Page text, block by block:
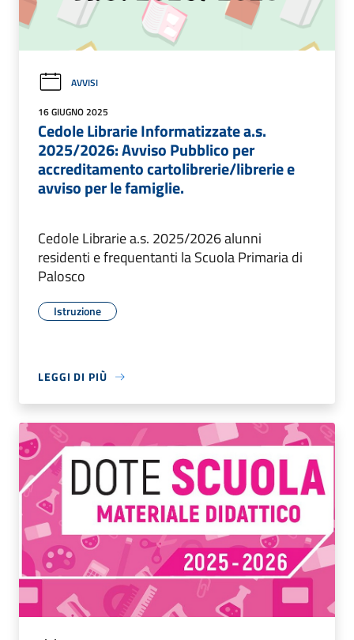
AVVISI
16 GIUGNO 2025
Cedole Librarie Informatizzate a.s.
2025/2026: Avviso Pubblico per
accreditamento cartolibrerie/librerie e
avviso per le famiglie.
Cedole Librarie a.s. 2025/2026 alunni
residenti e frequentanti la Scuola Primaria di
Palosco
Istruzione
LEGGI DI PIÙ